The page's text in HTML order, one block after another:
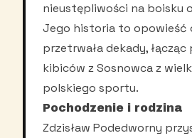
nieustępliwości na boisku
Jego historia to opowieść
przetrwała dekady,
kibiców z Sosnowca z
polskiego sportu.
Pochodzenie i rodzina
Zdzisław Podedworny